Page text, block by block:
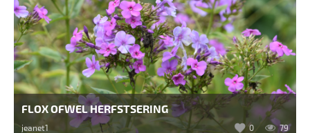
FLOX OFWEL HERFSTSERING
jeanet1 0 79